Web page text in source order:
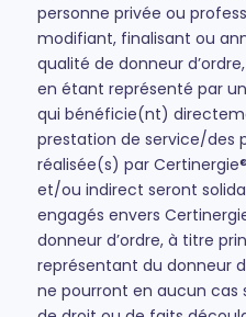
personne privée ou
modifiant, finalisant ou
qualité de donneur
en étant représenté par
qui bénéficie(nt)
prestation de service/des
réalisée(s) par
et/ou indirect seront
engagés envers
donneur d’ordre, à titre
représentant du donneur
ne pourront en aucun cas